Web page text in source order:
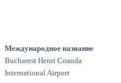
Международное название
Bucharest Henri Coanda
International Airport